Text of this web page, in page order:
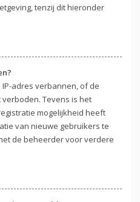
tenzij dit hieronder
adres verbannen, of de
Tevens is het
mogelijkheid heeft
van nieuwe gebruikers te
de beheerder voor verdere